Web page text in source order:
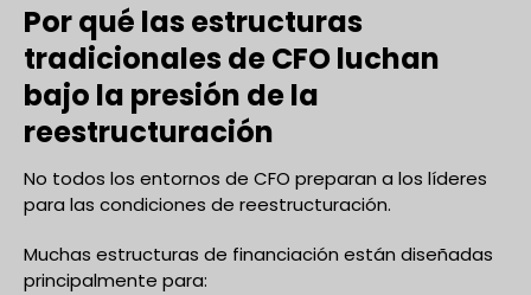
Por qué las estructuras
tradicionales de CFO luchan
bajo la presión de la
reestructuración
No todos los entornos de CFO preparan a los líderes
para las condiciones de reestructuración.
Muchas estructuras de financiación están diseñadas
principalmente para: